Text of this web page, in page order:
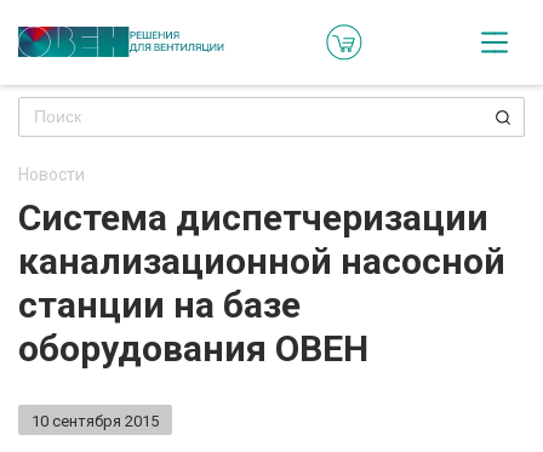
Новости
Система диспетчеризации
канализационной насосной
станции на базе
оборудования ОВЕН
10 сентября 2015